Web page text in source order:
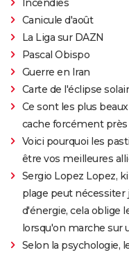
Incendies
Canicule d'août
La Liga sur DAZN
Pascal Obispo
Guerre en Iran
Carte de l'éclipse
Ce sont les plus
cache forcément près
Voici pourquoi les
être vos meilleures
Sergio Lopez Lopez,
plage peut nécessiter
d'énergie, cela oblige
lorsqu'on marche sur
Selon la psychologie,